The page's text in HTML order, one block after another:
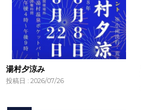
湯村夕涼み
投稿日 : 2026/07/26